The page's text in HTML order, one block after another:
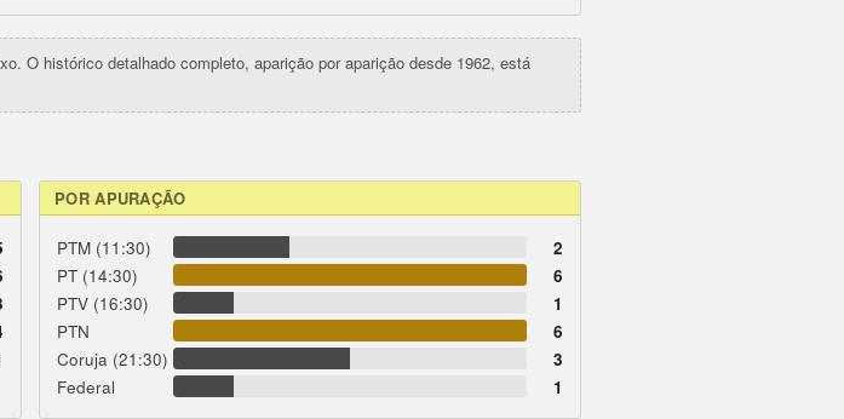
O histórico detalhado completo, aparição por aparição desde 1962, está
POR APURAÇÃO
PTM (11:30)
2
PT (14:30)
6
PTV (16:30)
1
PTN
6
Coruja (21:30)
3
Federal
1